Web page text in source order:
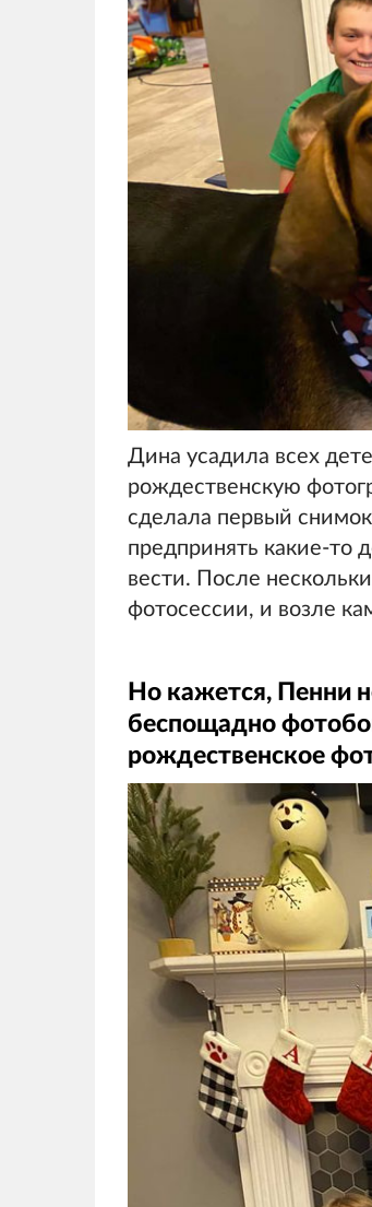
Дина усадила всех
рождественскую
сделала первый
предпринять какие-то
вести. После
фотосессии, и возле
Но кажется, Пенни
беспощадно
рождественское